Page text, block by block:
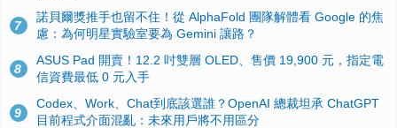
7
諾貝爾獎推手也留不住！從 AlphaFold 團隊解體看 Google 的焦
慮：為何明星實驗室要為 Gemini 讓路？
8
ASUS Pad 開賣！12.2 吋雙層 OLED、售價 19,900 元，指定電
信資費最低 0 元入手
9
Codex、Work、Chat到底該選誰？OpenAI 總裁坦承 ChatGPT
目前程式介面混亂：未來用戶將不用區分